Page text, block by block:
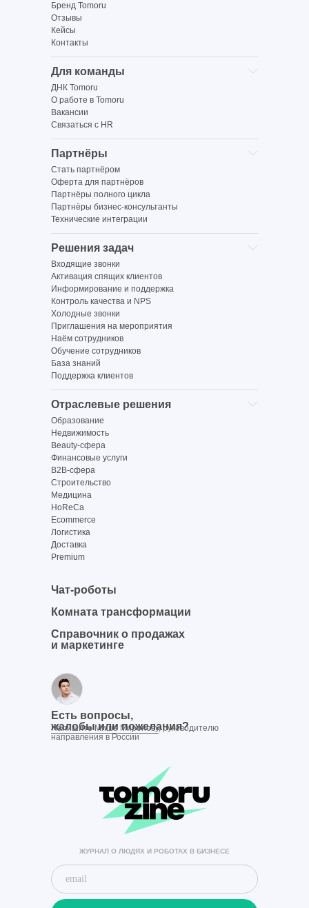
Бренд Tomoru
Контакты
Отзывы
Кейсы
Для команды
ДНК Tomoru
О работе в Tomoru
Вакансии
Связаться с HR
Партнёры
Стать партнёром
Оферта для партнёров
Партнёры полного цикла
Технические интеграции
Партнёры бизнес-консультанты
Решения задач
Входящие звонки
Активация спящих клиентов
Информирование и поддержка
Контроль качества и NPS
Холодные звонки
Приглашения на мероприятия
Наём сотрудников
Обучение сотрудников
База знаний
Поддержка клиентов
Отраслевые решения
Образование
Недвижимость
Beauty-сфера
Финансовые услуги
B2B-сфера
Строительство
Медицина
HoReCa
Ecommerce
Логистика
Доставка
Premium
Комната трансформации
Справочник о продажах
и маркетинге
Чат-роботы
Есть вопросы,
жалобы или пожелания?
Напишите Мише Миронову, руководителю
направления в России
ЖУРНАЛ О ЛЮДЯХ И РОБОТАХ В БИЗНЕСЕ